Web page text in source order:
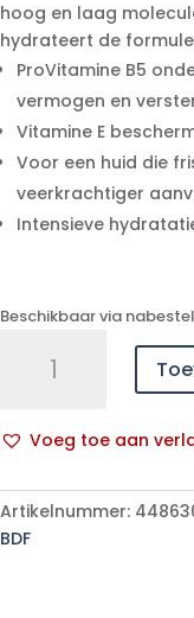
hoog en laag
hydrateert de
ProVitamine B5
vermogen en
Vitamine E
Voor een huid die
veerkrachtiger
Intensieve
Beschikbaar via
Hyaluron
Nachtcr
B.
50ml
Voeg toe aan
l
t
e
Artikelnummer:
BDF